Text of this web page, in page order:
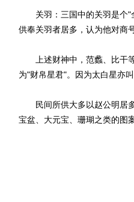
关羽：三国中的关羽是个"
供奉关羽者居多，认为他对商
上述财神中，范蠡、比干等
为"财帛星君"。因为太白星亦
民间所供大多以赵公明居多
宝盆、大元宝、珊瑚之类的图